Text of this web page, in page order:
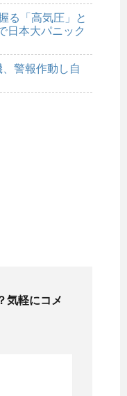
る「高気圧」と
日本大パニック
、警報作動し自
気軽にコメ